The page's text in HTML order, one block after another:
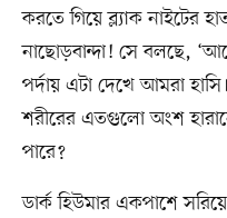
করতে গিয়ে ব্ল্যাক নাইটের
নাছোড়বান্দা! সে বলছে,
পর্দায় এটা দেখে আমরা
শরীরের এতগুলো অংশ
পারে?
ডার্ক হিউমার একপাশে সরিয়ে